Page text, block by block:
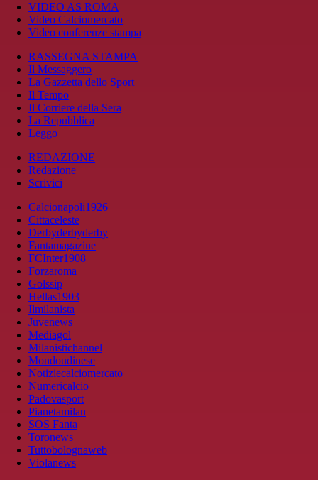
VIDEO AS ROMA
Video Calciomercato
Video conferenze stampa
RASSEGNA STAMPA
Il Messaggero
La Gazzetta dello Sport
Il Tempo
Il Corriere della Sera
La Repubblica
Leggo
REDAZIONE
Redazione
Scrivici
Calcionapoli1926
Cittaceleste
Derbyderbyderby
Fantamagazine
FCInter1908
Forzaroma
Golssip
Hellas1903
Ilmilanista
Juvenews
Mediagol
Milanistichannel
Mondoudinese
Notiziecalciomercato
Numericalcio
Padovasport
Pianetamilan
SOS Fanta
Toronews
Tuttobolognaweb
Violanews